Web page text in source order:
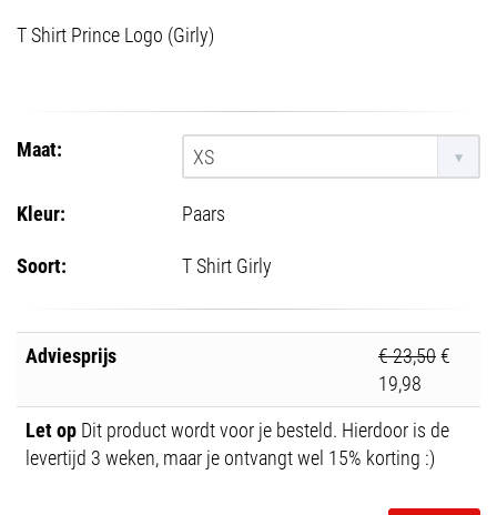
T Shirt Prince Logo (Girly)
Maat: XS
Kleur:
Paars
Soort:
T Shirt Girly
Adviesprijs € 23,50€
19,98
Let op Dit product wordt voor je besteld. Hierdoor is de
levertijd 3 weken, maar je ontvangt wel 15% korting :)